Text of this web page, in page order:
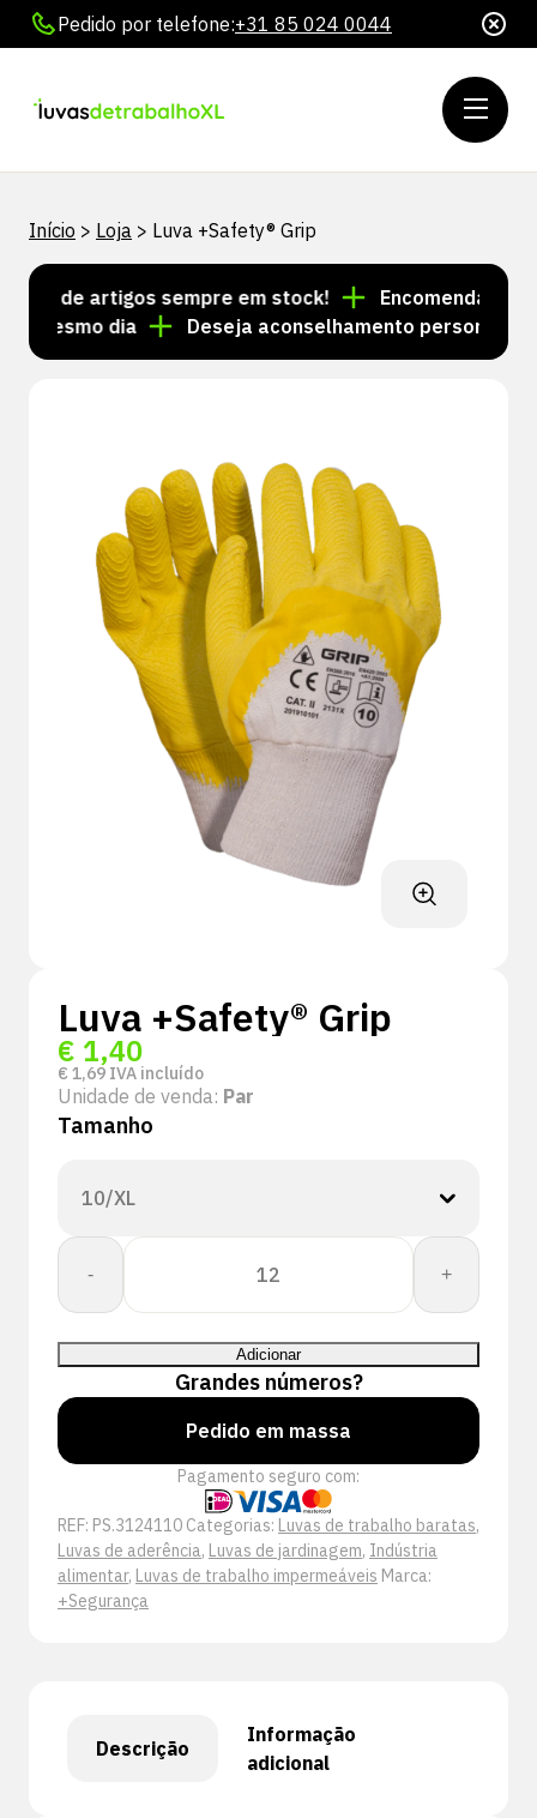
Pedido por telefone:+31 85 024 0044
Início > Loja > Luva +Safety® Grip
de artigos sempre em stock!
Encomendas feitas
dia
Deseja aconselhamento personalizado?
Luva +Safety® Grip
€ 1,40
€ 1,69 IVA incluído
Unidade de venda: Par
Tamanho
-
Quantidade
+Safety®
Grip
Handschoen
+
Adicionar
Grandes números?
Pedido em massa
Pagamento seguro com:
REF: PS.3124110 Categorias: Luvas de trabalho baratas,
Luvas de aderência, Luvas de jardinagem, Indústria
alimentar, Luvas de trabalho impermeáveis Marca:
+Segurança
Descrição
Informação
adicional